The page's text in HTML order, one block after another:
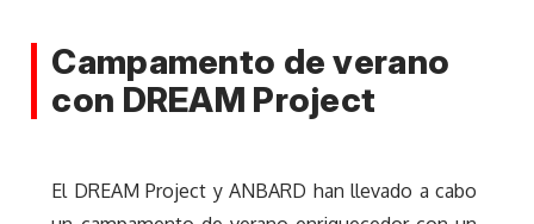
Campamento de verano
con DREAM Project
El DREAM Project y ANBARD han llevado a cabo